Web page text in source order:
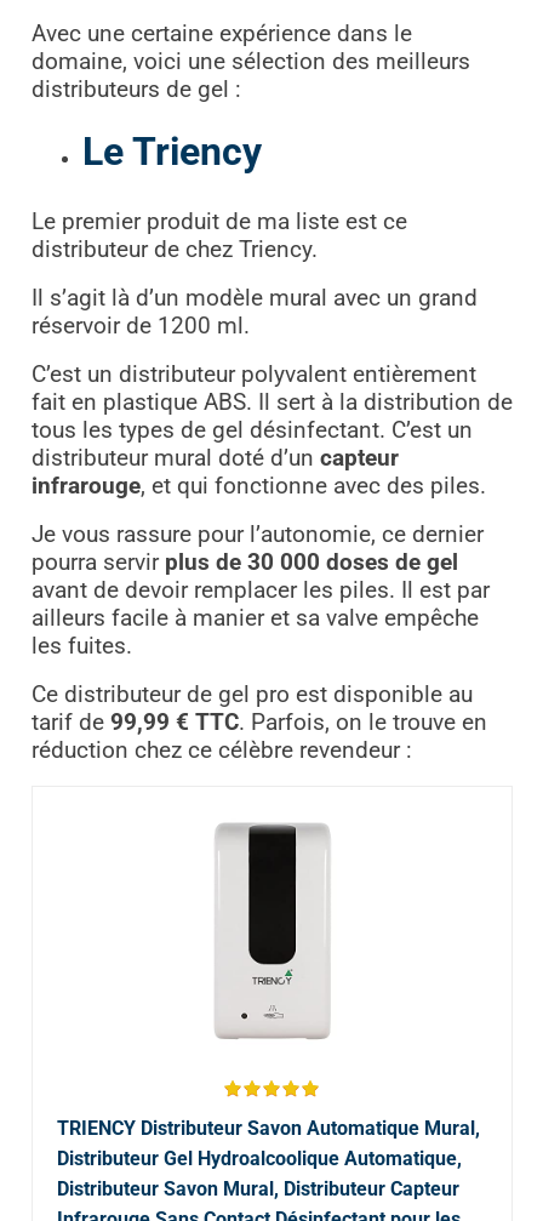
Avec une certaine expérience dans le
domaine, voici une sélection des meilleurs
distributeurs de gel :
Le Triency
Le premier produit de ma liste est ce
distributeur de chez Triency.
Il s’agit là d’un modèle mural avec un grand
réservoir de 1200 ml.
C’est un distributeur polyvalent entièrement
fait en plastique ABS. Il sert à la distribution de
tous les types de gel désinfectant. C’est un
distributeur mural doté d’un capteur
infrarouge, et qui fonctionne avec des piles.
Je vous rassure pour l’autonomie, ce dernier
pourra servir plus de 30 000 doses de gel
avant de devoir remplacer les piles. Il est par
ailleurs facile à manier et sa valve empêche
les fuites.
Ce distributeur de gel pro est disponible au
tarif de 99,99 € TTC. Parfois, on le trouve en
réduction chez ce célèbre revendeur :
TRIENCY Distributeur Savon Automatique Mural,
Distributeur Gel Hydroalcoolique Automatique,
Distributeur Savon Mural, Distributeur Capteur